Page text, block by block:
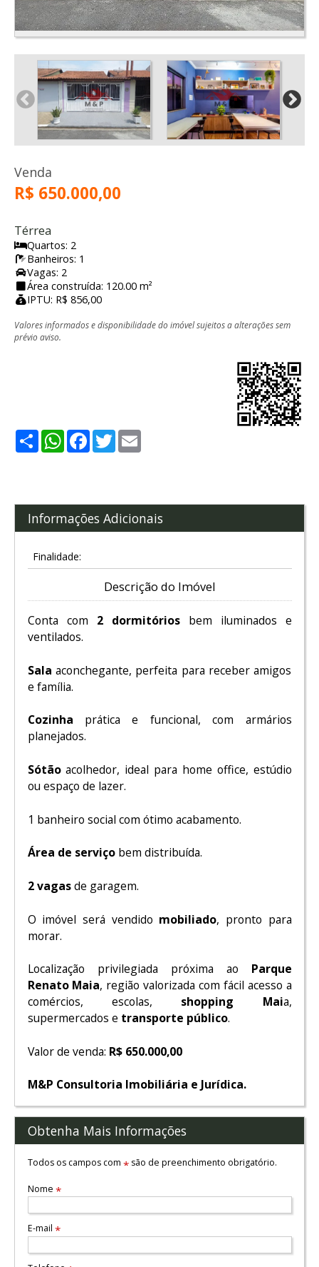
Venda
R$ 650.000,00
Térrea
Quartos: 2
Banheiros: 1
Vagas: 2
Área construída: 120.00 m²
IPTU: R$ 856,00
Valores informados e disponibilidade do imóvel sujeitos a alterações sem
prévio aviso.
ShareWhatsApp
Facebook
Twitter
Informações Adicionais
Finalidade:
Descrição do Imóvel
Conta com 2 dormitóriosbem iluminados e
ventilados.
Sala aconchegante, perfeita para receber amigos
e família.
Cozinha prática e funcional, com armários
planejados.
Sótãoacolhedor, ideal para home office, estúdio
ou espaço de lazer.
1 banheiro social com ótimo acabamento.
Área de serviçobem distribuída.
2 vagasde garagem.
O imóvel será vendido mobiliado, pronto para
morar.
Localização privilegiada próxima ao Parque
Renato Maia, região valorizada com fácil acesso a
comércios, escolas, shopping Maia,
supermercados e transporte público.
Valor de venda: R$ 650.000,00
M&P Consultoria Imobiliária e Jurídica.
Obtenha Mais Informações
Todos os campos com *são de preenchimento obrigatório.
Nome *
E-mail *